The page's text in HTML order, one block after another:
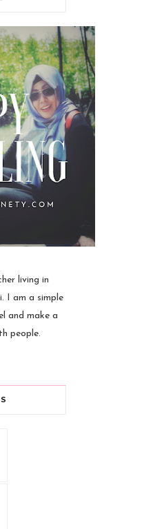
living in
I am a simple
and make a
people.